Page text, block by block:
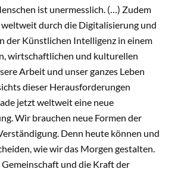
ist unermesslich. (…) Zudem
durch die Digitalisierung und
der Künstlichen Intelligenz in einem
wirtschaftlichen und kulturellen
Arbeit und unser ganzes Leben
dieser Herausforderungen
jetzt weltweit eine neue
Wir brauchen neue Formen der
Denn heute können und
wie wir das Morgen gestalten.
und die Kraft der